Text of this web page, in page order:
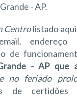
- AP.
Centrolistado
endereço
de
- AP que
no feriado
de certidões